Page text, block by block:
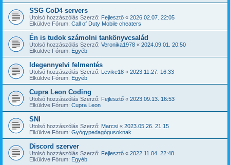
SSG CoD4 servers
Utolsó hozzászólás Szerző: Fejlesztő « 2026.02.07. 22:05
Elküldve Fórum: Call of Duty Mobile cheaters
Én is tudok számolni tankönyvcsalád
Utolsó hozzászólás Szerző: Veronika1978 « 2024.09.01. 20:50
Elküldve Fórum: Egyéb
Idegennyelvi felmentés
Utolsó hozzászólás Szerző: Levike18 « 2023.11.27. 16:33
Elküldve Fórum: Egyéb
Cupra Leon Coding
Utolsó hozzászólás Szerző: Fejlesztő « 2023.09.13. 16:53
Elküldve Fórum: Cupra Leon
SNI
Utolsó hozzászólás Szerző: Marcsi « 2023.05.26. 21:15
Elküldve Fórum: Gyógypedagógusoknak
Discord szerver
Utolsó hozzászólás Szerző: Fejlesztő « 2022.11.04. 22:48
Elküldve Fórum: Egyéb